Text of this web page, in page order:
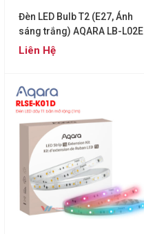
Đèn LED Bulb T2 (E27, Ánh
sáng trắng) AQARA LB-L02E
Liên Hệ